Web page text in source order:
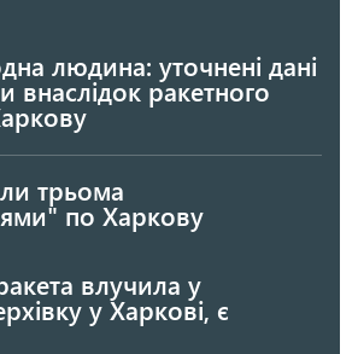
людина: уточнені дані
внаслідок ракетного
трьома
по Харкову
влучила у
у Харкові, є